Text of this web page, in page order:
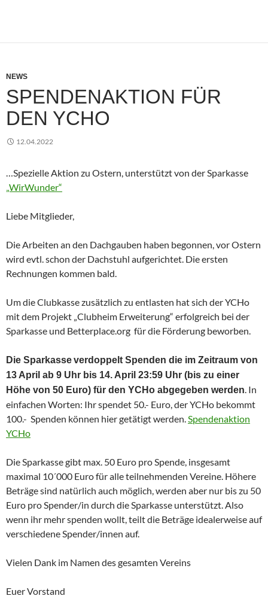
NEWS
SPENDENAKTION FÜR
DEN YCHO
12.04.2022
…Spezielle Aktion zu Ostern, unterstützt von der Sparkasse
„WirWunder“
Liebe Mitglieder,
Die Arbeiten an den Dachgauben haben begonnen, vor Ostern
wird evtl. schon der Dachstuhl aufgerichtet. Die ersten
Rechnungen kommen bald.
Um die Clubkasse zusätzlich zu entlasten hat sich der YCHo
mit dem Projekt „Clubheim Erweiterung“ erfolgreich bei der
Sparkasse und Betterplace.org für die Förderung beworben.
Die Sparkasseverdoppelt Spenden die im Zeitraum von
13 April ab 9 Uhr bis 14. April 23:59 Uhr (bis zu einer
Höhe von 50 Euro) für den YCHo abgegeben werden. In
einfachen Worten: Ihr spendet 50.- Euro, der YCHo bekommt
100.- Spenden können hier getätigt werden.Spendenaktion
YCHo
Die Sparkasse gibt max. 50 Euro pro Spende, insgesamt
maximal 10´000 Euro für alle teilnehmenden Vereine. Höhere
Beträge sind natürlich auch möglich, werden aber nur bis zu 50
Euro pro Spender/in durch die Sparkasse unterstützt. Also
wenn ihr mehr spenden wollt, teilt die Beträge idealerweise auf
verschiedene Spender/innen auf.
Vielen Dank im Namen des gesamten Vereins
Euer Vorstand